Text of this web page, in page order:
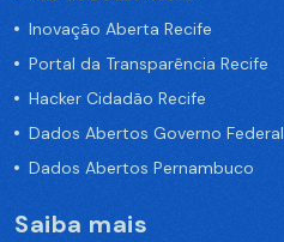
Inovação Aberta Recife
Portal da Transparência Recife
Hacker Cidadão Recife
Dados Abertos Governo Federal
Dados Abertos Pernambuco
Saiba mais